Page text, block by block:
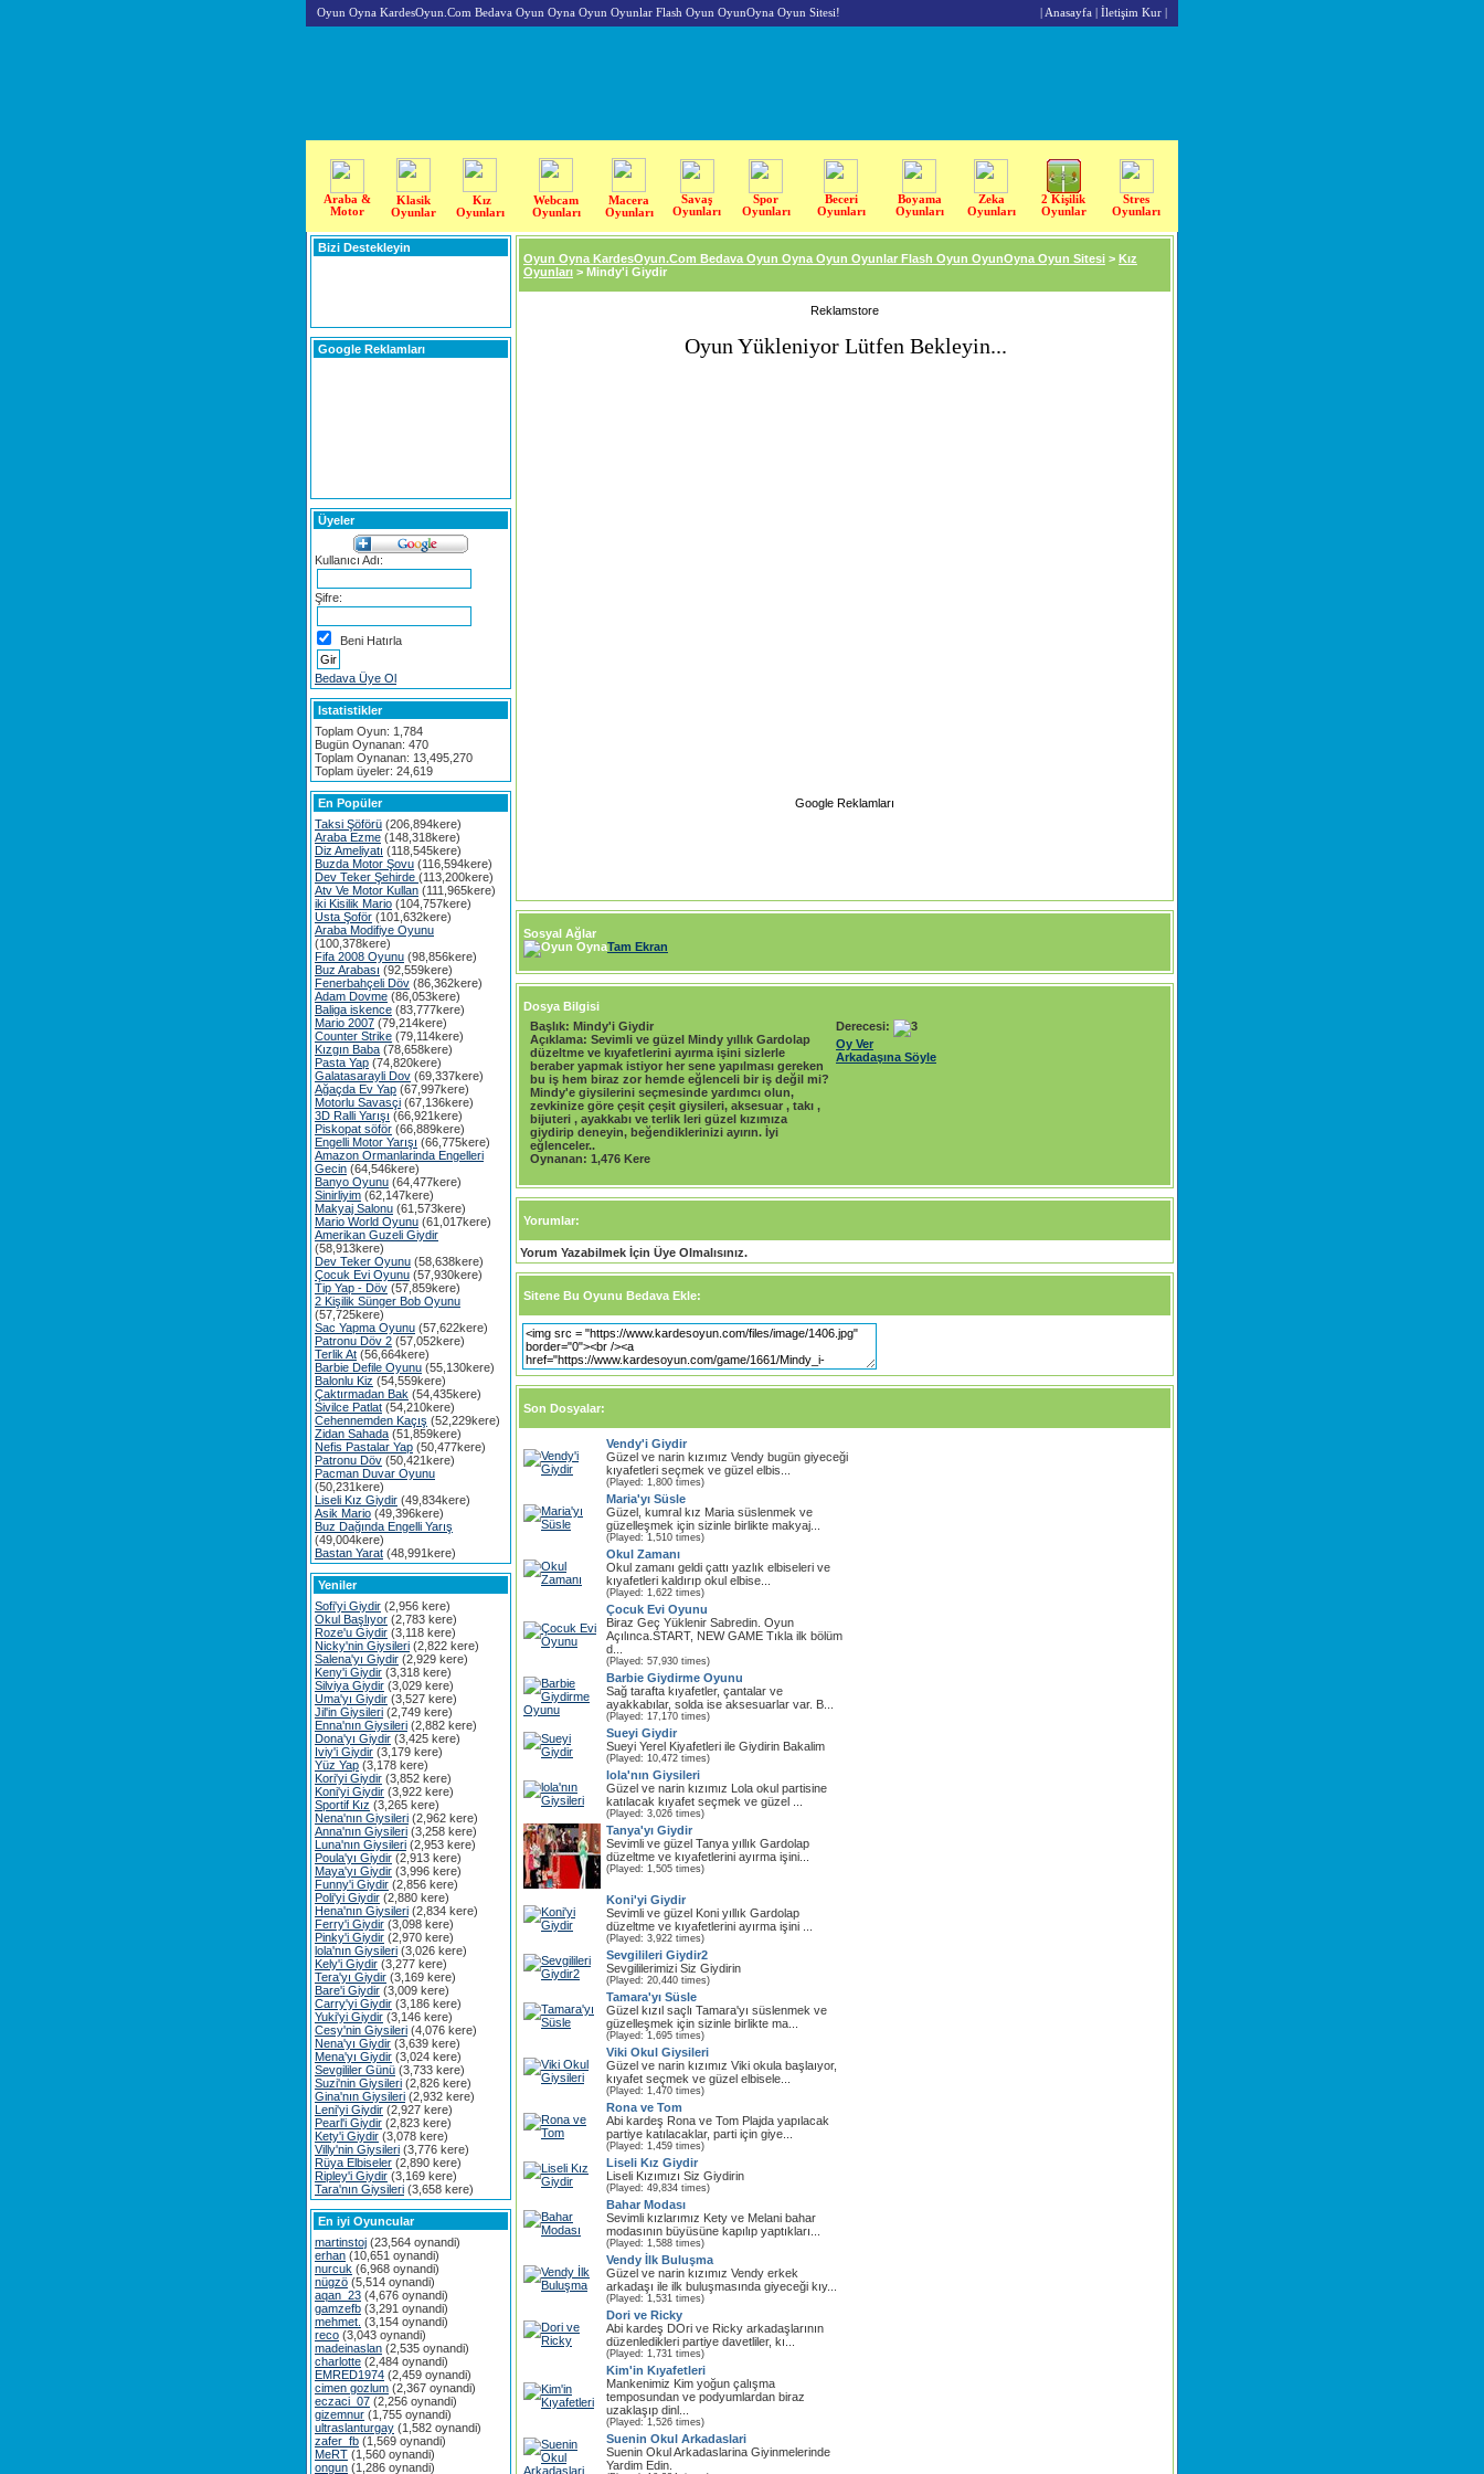
Oyun Oyna KardesOyun.Com Bedava Oyun Oyna Oyun Oyunlar Flash Oyun OyunOyna Oyun Sitesi! | Anasayfa | İletişim Kur |
Araba &
Motor
Klasik
Oyunlar
Kız
Oyunları
Webcam
Oyunları
Macera
Oyunları
Savaş
Oyunları
Spor
Oyunları
Beceri
Oyunları
Boyama
Oyunları
Zeka
Oyunları
2 Kişilik
Oyunlar
Stres
Oyunları
Bizi Destekleyin
Google Reklamları
Üyeler
Kullanıcı Adı:
Şifre:
Beni Hatırla
Bedava Üye Ol
Istatistikler
Toplam Oyun: 1,784
Bugün Oynanan: 470
Toplam Oynanan: 13,495,270
Toplam üyeler: 24,619
En Popüler
Taksi Şöförü (206,894kere)
Araba Ezme (148,318kere)
Diz Ameliyatı (118,545kere)
Buzda Motor Şovu (116,594kere)
Dev Teker Şehirde (113,200kere)
Atv Ve Motor Kullan (111,965kere)
iki Kisilik Mario (104,757kere)
Usta Şoför (101,632kere)
Araba Modifiye Oyunu
(100,378kere)
Fifa 2008 Oyunu (98,856kere)
Buz Arabası (92,559kere)
Fenerbahçeli Döv (86,362kere)
Adam Dovme (86,053kere)
Baliga iskence (83,777kere)
Mario 2007 (79,214kere)
Counter Strike (79,114kere)
Kızgın Baba (78,658kere)
Pasta Yap (74,820kere)
Galatasarayli Dov (69,337kere)
Ağaçda Ev Yap (67,997kere)
Motorlu Savasçi (67,136kere)
3D Ralli Yarışı (66,921kere)
Piskopat söför (66,889kere)
Engelli Motor Yarışı (66,775kere)
Amazon Ormanlarinda Engelleri
Gecin (64,546kere)
Banyo Oyunu (64,477kere)
Sinirliyim (62,147kere)
Makyaj Salonu (61,573kere)
Mario World Oyunu (61,017kere)
Amerikan Guzeli Giydir
(58,913kere)
Dev Teker Oyunu (58,638kere)
Çocuk Evi Oyunu (57,930kere)
Tip Yap - Döv (57,859kere)
2 Kişilik Sünger Bob Oyunu
(57,725kere)
Sac Yapma Oyunu (57,622kere)
Patronu Döv 2 (57,052kere)
Terlik At (56,664kere)
Barbie Defile Oyunu (55,130kere)
Balonlu Kiz (54,559kere)
Çaktırmadan Bak (54,435kere)
Sivilce Patlat (54,210kere)
Cehennemden Kaçış (52,229kere)
Zidan Sahada (51,859kere)
Nefis Pastalar Yap (50,477kere)
Patronu Döv (50,421kere)
Pacman Duvar Oyunu
(50,231kere)
Liseli Kız Giydir (49,834kere)
Asik Mario (49,396kere)
Buz Dağında Engelli Yarış
(49,004kere)
Bastan Yarat (48,991kere)
Yeniler
Sofi'yi Giydir (2,956 kere)
Okul Başlıyor (2,783 kere)
Roze'u Giydir (3,118 kere)
Nicky'nin Giysileri (2,822 kere)
Salena'yı Giydir (2,929 kere)
Keny'i Giydir (3,318 kere)
Silviya Giydir (3,029 kere)
Uma'yı Giydir (3,527 kere)
Jil'in Giysileri (2,749 kere)
Enna'nın Giysileri (2,882 kere)
Dona'yı Giydir (3,425 kere)
Iviy'i Giydir (3,179 kere)
Yüz Yap (3,178 kere)
Kori'yi Giydir (3,852 kere)
Koni'yi Giydir (3,922 kere)
Sportif Kız (3,265 kere)
Nena'nın Giysileri (2,962 kere)
Anna'nın Giysileri (3,258 kere)
Luna'nın Giysileri (2,953 kere)
Poula'yı Giydir (2,913 kere)
Maya'yı Giydir (3,996 kere)
Funny'i Giydir (2,856 kere)
Poli'yi Giydir (2,880 kere)
Hena'nın Giysileri (2,834 kere)
Ferry'i Giydir (3,098 kere)
Pinky'i Giydir (2,970 kere)
lola'nın Giysileri (3,026 kere)
Kely'i Giydir (3,277 kere)
Tera'yı Giydir (3,169 kere)
Bare'i Giydir (3,009 kere)
Carry'yi Giydir (3,186 kere)
Yuki'yi Giydir (3,146 kere)
Cesy'nin Giysileri (4,076 kere)
Nena'yı Giydir (3,639 kere)
Mena'yı Giydir (3,024 kere)
Sevgililer Günü (3,733 kere)
Suzi'nin Giysileri (2,826 kere)
Gina'nın Giysileri (2,932 kere)
Leni'yi Giydir (2,927 kere)
Pearl'i Giydir (2,823 kere)
Kety'i Giydir (3,078 kere)
Villy'nin Giysileri (3,776 kere)
Rüya Elbiseler (2,890 kere)
Ripley'i Giydir (3,169 kere)
Tara'nın Giysileri (3,658 kere)
En iyi Oyuncular
martinstoj (23,564 oynandi)
erhan (10,651 oynandi)
nurcuk (6,968 oynandi)
nügzö (5,514 oynandi)
aqan_23 (4,676 oynandi)
gamzefb (3,291 oynandi)
mehmet. (3,154 oynandi)
reco (3,043 oynandi)
madeinaslan (2,535 oynandi)
charlotte (2,484 oynandi)
EMRED1974 (2,459 oynandi)
cimen gozlum (2,367 oynandi)
eczaci_07 (2,256 oynandi)
gizemnur (1,755 oynandi)
ultraslanturgay (1,582 oynandi)
zafer_fb (1,569 oynandi)
MeRT (1,560 oynandi)
ongun (1,286 oynandi)
Oyun Oyna KardesOyun.Com Bedava Oyun Oyna Oyun Oyunlar Flash Oyun OyunOyna Oyun Sitesi > Kız
Oyunları > Mindy'i Giydir
Reklamstore
Google Reklamları
Sosyal Ağlar
Tam Ekran
Dosya Bilgisi
Başlık: Mindy'i Giydir
Açıklama: Sevimli ve güzel Mindy yıllık Gardolap
düzeltme ve kıyafetlerini ayırma işini sizlerle
beraber yapmak istiyor her sene yapılması gereken
bu iş hem biraz zor hemde eğlenceli bir iş değil mi?
Mindy'e giysilerini seçmesinde yardımcı olun,
zevkinize göre çeşit çeşit giysileri, aksesuar , takı ,
bijuteri , ayakkabı ve terlik leri güzel kızımıza
giydirip deneyin, beğendiklerinizi ayırın. İyi
eğlenceler..
Oynanan: 1,476 Kere
Derecesi:
Oy Ver
Arkadaşına Söyle
Yorumlar:
Yorum Yazabilmek İçin Üye Olmalısınız.
Sitene Bu Oyunu Bedava Ekle:
Son Dosyalar:
Vendy'i Giydir
Güzel ve narin kızımız Vendy bugün giyeceği
kıyafetleri seçmek ve güzel elbis...
(Played: 1,800 times)
Maria'yı Süsle
Güzel, kumral kız Maria süslenmek ve
güzelleşmek için sizinle birlikte makyaj...
(Played: 1,510 times)
Okul Zamanı
Okul zamanı geldi çattı yazlık elbiseleri ve
kıyafetleri kaldırıp okul elbise...
(Played: 1,622 times)
Çocuk Evi Oyunu
Biraz Geç Yüklenir Sabredin. Oyun
Açılınca.START, NEW GAME Tıkla ilk bölüm
d...
(Played: 57,930 times)
Barbie Giydirme Oyunu
Sağ tarafta kıyafetler, çantalar ve
ayakkabılar, solda ise aksesuarlar var. B...
(Played: 17,170 times)
Sueyi Giydir
Sueyi Yerel Kiyafetleri ile Giydirin Bakalim
(Played: 10,472 times)
lola'nın Giysileri
Güzel ve narin kızımız Lola okul partisine
katılacak kıyafet seçmek ve güzel ...
(Played: 3,026 times)
Tanya'yı Giydir
Sevimli ve güzel Tanya yıllık Gardolap
düzeltme ve kıyafetlerini ayırma işini...
(Played: 1,505 times)
Koni'yi Giydir
Sevimli ve güzel Koni yıllık Gardolap
düzeltme ve kıyafetlerini ayırma işini ...
(Played: 3,922 times)
Sevgilileri Giydir2
Sevgililerimizi Siz Giydirin
(Played: 20,440 times)
Tamara'yı Süsle
Güzel kızıl saçlı Tamara'yı süslenmek ve
güzelleşmek için sizinle birlikte ma...
(Played: 1,695 times)
Viki Okul Giysileri
Güzel ve narin kızımız Viki okula başlaıyor,
kıyafet seçmek ve güzel elbisele...
(Played: 1,470 times)
Rona ve Tom
Abi kardeş Rona ve Tom Plajda yapılacak
partiye katılacaklar, parti için giye...
(Played: 1,459 times)
Liseli Kız Giydir
Liseli Kızımızı Siz Giydirin
(Played: 49,834 times)
Bahar Modası
Sevimli kızlarımız Kety ve Melani bahar
modasının büyüsüne kapılıp yaptıkları...
(Played: 1,588 times)
Vendy İlk Buluşma
Güzel ve narin kızımız Vendy erkek
arkadaşı ile ilk buluşmasında giyeceği kıy...
(Played: 1,531 times)
Dori ve Ricky
Abi kardeş DOri ve Ricky arkadaşlarının
düzenledikleri partiye davetliler, kı...
(Played: 1,731 times)
Kim'in Kıyafetleri
Mankenimiz Kim yoğun çalışma
temposundan ve podyumlardan biraz
uzaklaşıp dinl...
(Played: 1,526 times)
Suenin Okul Arkadaslari
Suenin Okul Arkadaslarina Giyinmelerinde
Yardim Edin.